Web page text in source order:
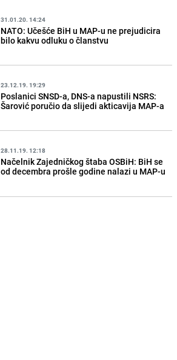
31.01.20. 14:24
NATO: Učešće BiH u MAP-u ne prejudicira
bilo kakvu odluku o članstvu
23.12.19. 19:29
Poslanici SNSD-a, DNS-a napustili NSRS:
Šarović poručio da slijedi akticavija MAP-a
28.11.19. 12:18
Načelnik Zajedničkog štaba OSBiH: BiH se
od decembra prošle godine nalazi u MAP-u